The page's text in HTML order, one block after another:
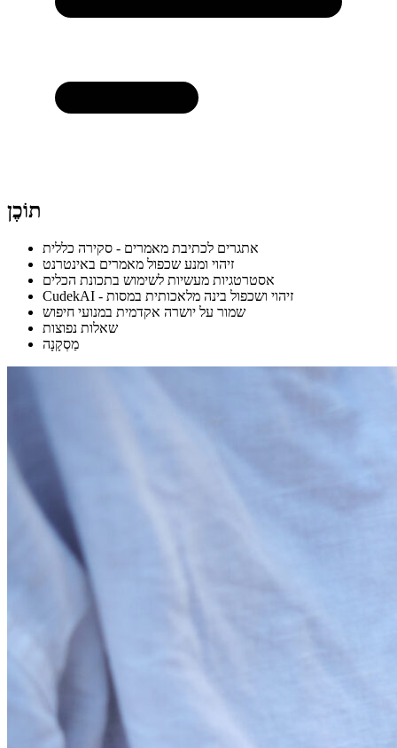
תוֹכֶן
אתגרים לכתיבת מאמרים - סקירה כללית
זיהוי ומנע שכפול מאמרים באינטרנט
אסטרטגיות מעשיות לשימוש בתכונת הכלים
CudekAI - זיהוי ושכפול בינה מלאכותית במסות
שמור על יושרה אקדמית במנועי חיפוש
שאלות נפוצות
מַסְקָנָה